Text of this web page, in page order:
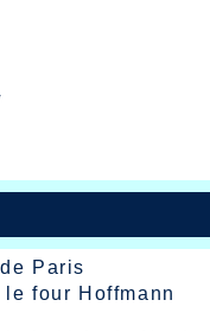
Paris
four Hoffmann